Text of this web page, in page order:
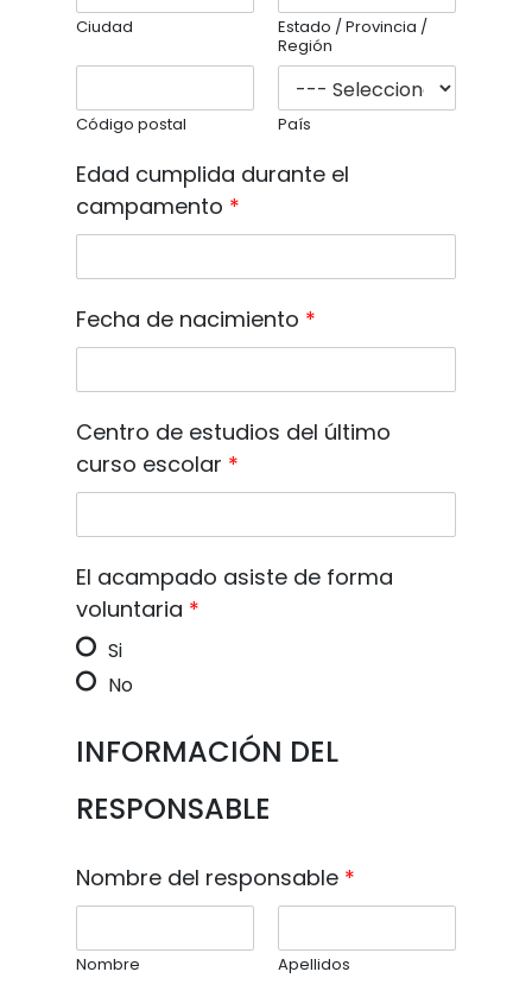
Ciudad
Estado / Provincia /
Región
Código postal País
Edad cumplida durante el
campamento *
Fecha de nacimiento *
Centro de estudios del último
curso escolar *
El acampado asiste de forma
voluntaria *
Si
No
INFORMACIÓN DEL
RESPONSABLE
Nombre del responsable *
Nombre Apellidos